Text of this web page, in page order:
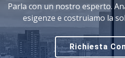
Parla con un nostro esperto.
esigenze e costruiamo la
Richiesta